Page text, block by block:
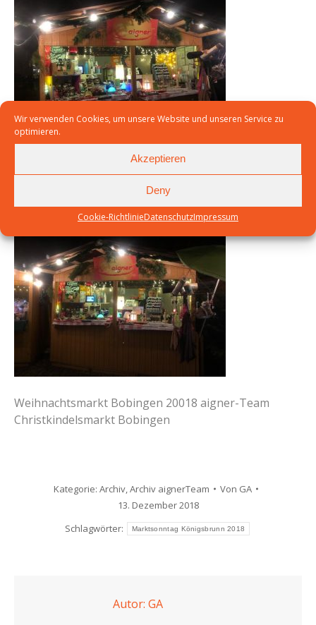
Wir verwenden Cookies, um unsere Website und unseren Service zu
optimieren.
Akzeptieren
Deny
Cookie-RichtlinieDatenschutzImpressum
Weihnachtsmarkt Bobingen
Weihnachtsmarkt Bobingen 20018 aigner-Team
Christkindelsmarkt Bobingen
Kategorie: Archiv,Archiv aignerTeam Von GA
13. Dezember 2018
Schlagwörter:
Marktsonntag Königsbrunn 2018
Autor: GA